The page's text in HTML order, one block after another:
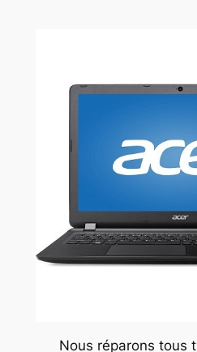
Nous réparons tous